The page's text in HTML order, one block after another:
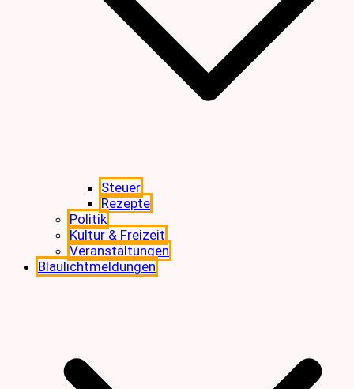
Steuer
Rezepte
Politik
Kultur & Freizeit
Veranstaltungen
Blaulichtmeldungen